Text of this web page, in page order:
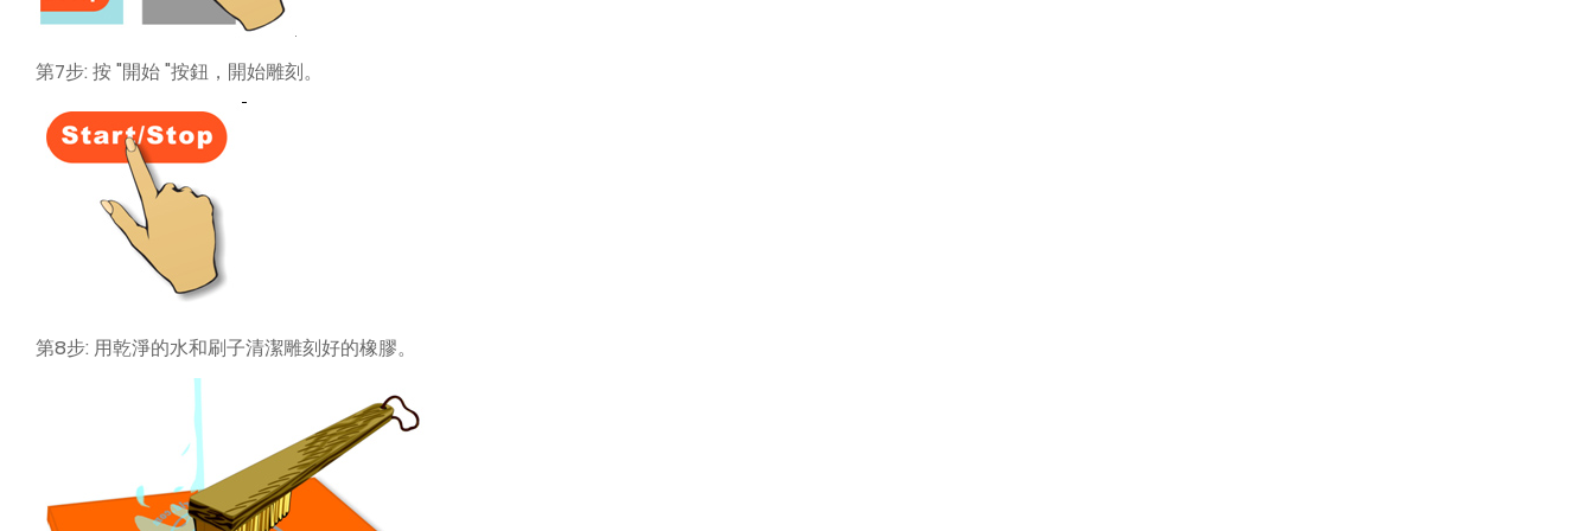
第7步: 按 "開始 "按鈕，開始雕刻。
第8步: 用乾淨的水和刷子清潔雕刻好的橡膠。